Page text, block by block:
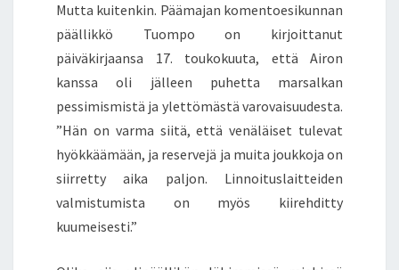
Mutta kuitenkin. Päämajan komentoesikunnan
päällikkö Tuompo on kirjoittanut
päiväkirjaansa 17. toukokuuta, että Airon
kanssa oli jälleen puhetta marsalkan
pessimismistä ja ylettömästä varovaisuudesta.
”Hän on varma siitä, että venäläiset tulevat
hyökkäämään, ja reservejä ja muita joukkoja on
siirretty aika paljon. Linnoituslaitteiden
valmistumista on myös kiirehditty
kuumeisesti.”